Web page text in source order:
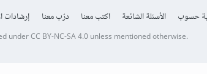
حسوب الأسئلة الشائعة اكتب معنا درّب معنا إرشادات
underCC BY-NC-SA 4.0unless mentioned otherwise.